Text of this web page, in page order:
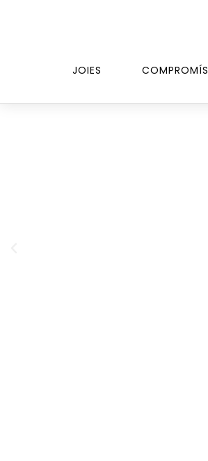
JOIES COMPROMÍS